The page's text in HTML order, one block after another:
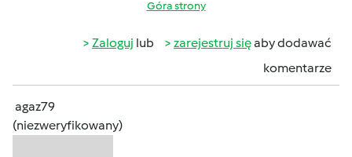
Góra strony
Zaloguj lub zarejestruj sięaby dodawać
komentarze
agaz79
(niezweryfikowany)